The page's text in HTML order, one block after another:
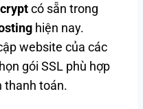
có sẵn trong
hiện nay.
website của các
gói SSL phù hợp
thanh toán.